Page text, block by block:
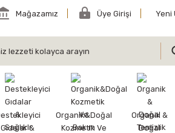
Mağazamız Üye Girişi Yeni
Gıdalar &
Organik&Doğal
Kozmetik Ve
Organik &
Doğal